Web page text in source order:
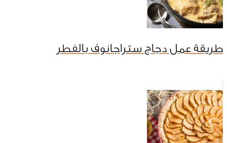
طريقة عمل دجاج ستراجانوف بالفطر